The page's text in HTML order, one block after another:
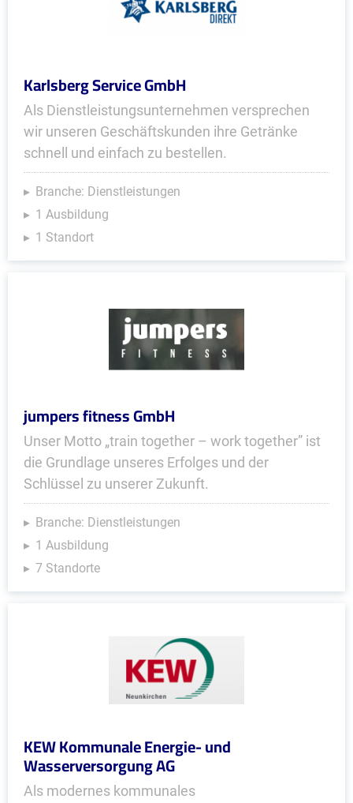
Karlsberg Service GmbH
Als Dienstleistungsunternehmen versprechen
wir unseren Geschäftskunden ihre Getränke
schnell und einfach zu bestellen.
Branche: Dienstleistungen
1 Ausbildung
1 Standort
jumpers fitness GmbH
Unser Motto „train together – work together” ist
die Grundlage unseres Erfolges und der
Schlüssel zu unserer Zukunft.
Branche: Dienstleistungen
1 Ausbildung
7 Standorte
KEW Kommunale Energie- und
Wasserversorgung AG
Als modernes kommunales